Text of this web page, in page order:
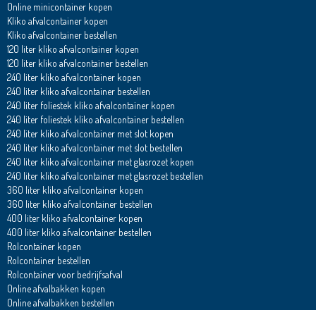
Online minicontainer kopen
Kliko afvalcontainer kopen
Kliko afvalcontainer bestellen
120 liter kliko afvalcontainer kopen
120 liter kliko afvalcontainer bestellen
240 liter kliko afvalcontainer kopen
240 liter kliko afvalcontainer bestellen
240 liter foliestek kliko afvalcontainer kopen
240 liter foliestek kliko afvalcontainer bestellen
240 liter kliko afvalcontainer met slot kopen
240 liter kliko afvalcontainer met slot bestellen
240 liter kliko afvalcontainer met glasrozet kopen
240 liter kliko afvalcontainer met glasrozet bestellen
360 liter kliko afvalcontainer kopen
360 liter kliko afvalcontainer bestellen
400 liter kliko afvalcontainer kopen
400 liter kliko afvalcontainer bestellen
Rolcontainer kopen
Rolcontainer bestellen
Rolcontainer voor bedrijfsafval
Online afvalbakken kopen
Online afvalbakken bestellen